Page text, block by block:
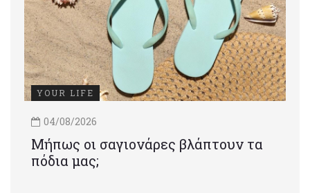
YOUR LIFE
04/08/2026
Μήπως οι σαγιονάρες βλάπτουν τα
πόδια μας;